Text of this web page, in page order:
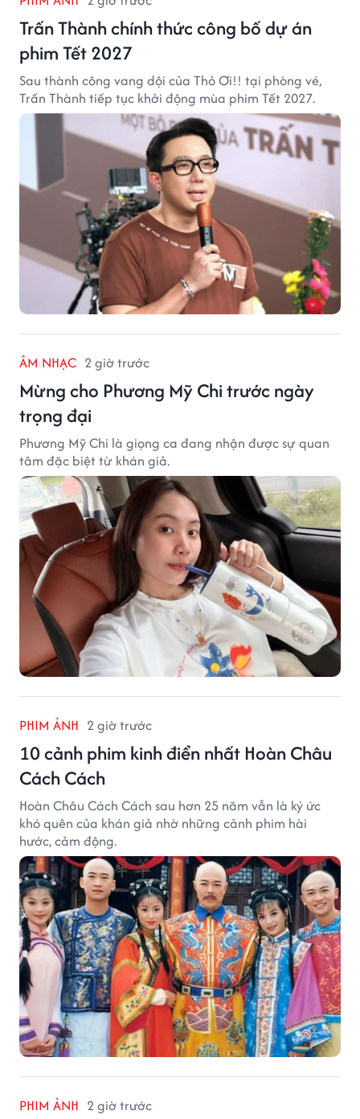
Trấn Thành chính thức công bố dự án
phim Tết 2027
Sau thành công vang dội của Thỏ Ơi!! tại phòng vé,
Trấn Thành tiếp tục khởi động mùa phim Tết 2027.
ÂM NHẠC 2 giờ trước
Mừng cho Phương Mỹ Chi trước ngày
trọng đại
Phương Mỹ Chi là giọng ca đang nhận được sự quan
tâm đặc biệt từ khán giả.
PHIM ẢNH 2 giờ trước
10 cảnh phim kinh điển nhất Hoàn Châu
Cách Cách
Hoàn Châu Cách Cách sau hơn 25 năm vẫn là ký ức
khó quên của khán giả nhờ những cảnh phim hài
hước, cảm động.
PHIM ẢNH 2 giờ trước